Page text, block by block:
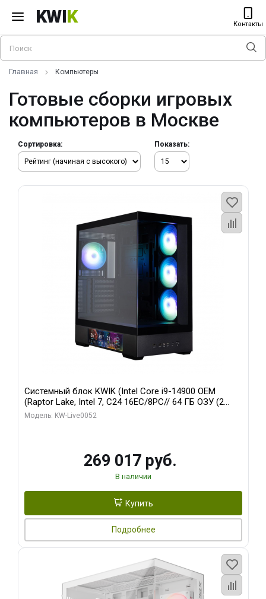
KWIK Контакты
Главная Компьютеры
Готовые сборки игровых
компьютеров в Москве
Сортировка: Показать:
Системный блок KWIK (Intel Core i9-14900 OEM
(Raptor Lake, Intel 7, C24 16EC/8PC// 64 ГБ ОЗУ (2
модуля)/ Palit RTX5080 GAMINGPRO OC 16GB GDDR7
Модель: KW-Live0052
269 017 руб.
В наличии
Купить
Подробнее